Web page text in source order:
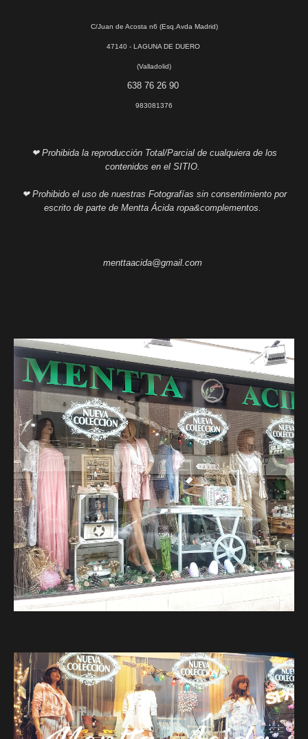
C/Juan de Acosta n6 (Esq.Avda Madrid)
47140 - LAGUNA DE DUERO
(Valladolid)
638 76 26 90
983081376
❤ Prohibida la reproducción Total/Parcial de cualquiera de los
contenidos en el SITIO.
❤ Prohibido el uso de nuestras Fotografías sin consentimiento por
escrito de parte de Mentta Ácida ropa&complementos.
menttaacida@gmail.com